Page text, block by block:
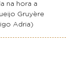
na hora a
Gruyère
Adria)